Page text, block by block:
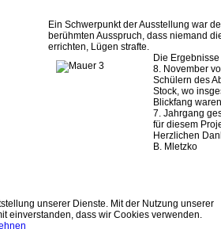
Ein Schwerpunkt der Ausstellung war
berühmten Ausspruch, dass niemand
errichten, Lügen strafte.
Die
8. November
Schülern des
Stock, wo
Blickfang
7. Jahrgang
für diesem
Herzlichen
B. Mletzko
unserer Dienste. Mit der Nutzung unserer
einverstanden, dass wir Cookies verwenden.